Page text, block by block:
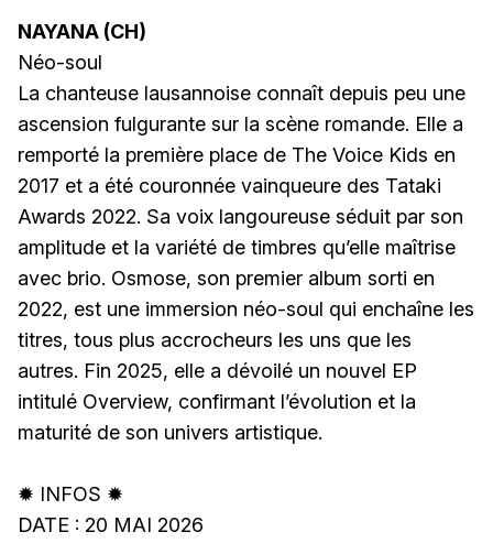
NAYANA (CH)
Néo-soul
La chanteuse lausannoise connaît depuis peu une
ascension fulgurante sur la scène romande. Elle a
remporté la première place de The Voice Kids en
2017 et a été couronnée vainqueure des Tataki
Awards 2022. Sa voix langoureuse séduit par son
amplitude et la variété de timbres qu’elle maîtrise
avec brio. Osmose, son premier album sorti en
2022, est une immersion néo-soul qui enchaîne les
titres, tous plus accrocheurs les uns que les
autres. Fin 2025, elle a dévoilé un nouvel EP
intitulé Overview, confirmant l’évolution et la
maturité de son univers artistique.
✹ INFOS ✹
DATE : 20 MAI 2026